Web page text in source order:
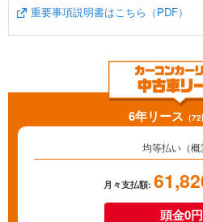
重要事項説明書はこちら（PDF）
6年リース （
均等払い（概
月々支払額:
頭金0円